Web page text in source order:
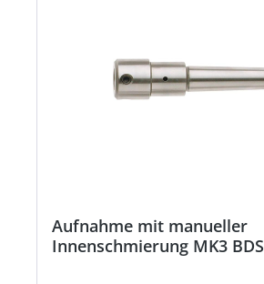
Aufnahme mit manueller
Innenschmierung MK3 BDS